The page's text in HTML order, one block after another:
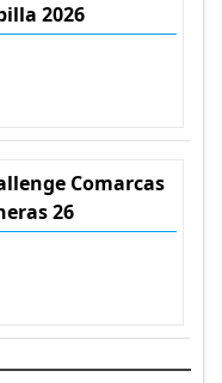
2026
Comarcas
26